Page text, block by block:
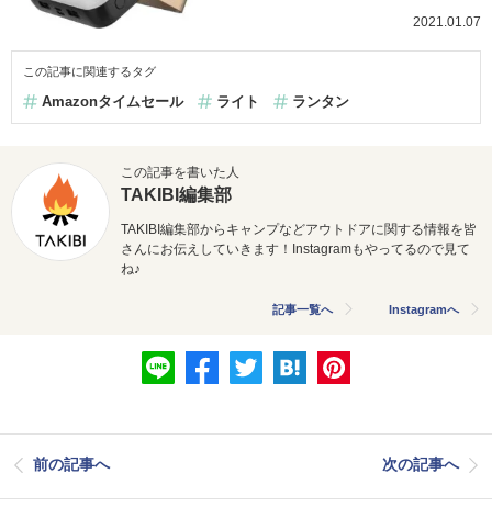
2021.01.07
この記事に関連するタグ
Amazonタイムセール ライト ランタン
この記事を書いた人
TAKIBI編集部
TAKIBI編集部からキャンプなどアウトドアに関する情報を皆
さんにお伝えしていきます！Instagramもやってるので見て
ね♪
記事一覧へ Instagramへ
前の記事へ 次の記事へ